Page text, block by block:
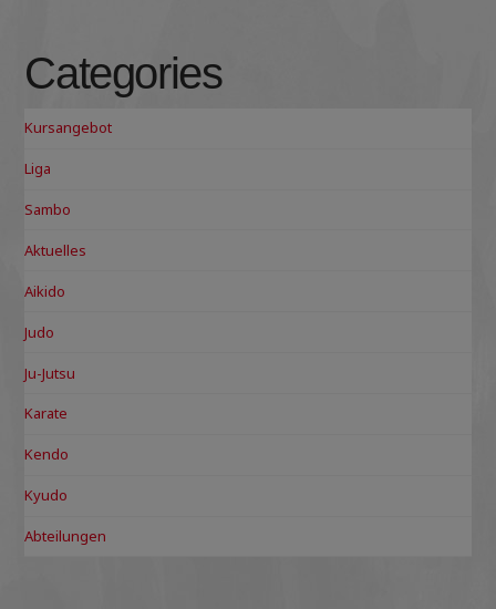
Categories
Kursangebot
Liga
Sambo
Aktuelles
Aikido
Judo
Ju-Jutsu
Karate
Kendo
Kyudo
Abteilungen